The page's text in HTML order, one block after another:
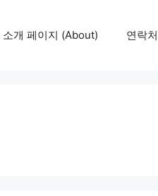
소개 페이지 (About) 연락